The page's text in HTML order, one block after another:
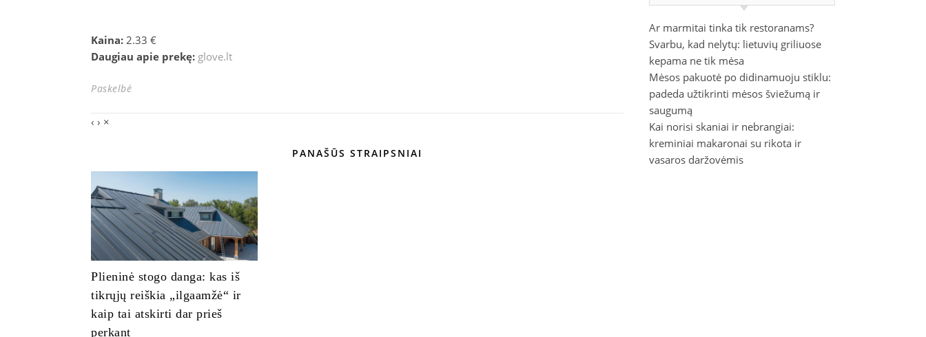
Kaina: 2.33 €
Daugiau apie prekę: glove.lt
Paskelbė
‹ › ×
PANAŠŪS STRAIPSNIAI
Plieninė stogo danga: kas iš
tikrųjų reiškia „ilgaamžė“ ir
kaip tai atskirti dar prieš
perkant
Ar marmitai tinka tik restoranams?
Svarbu, kad nelytų: lietuvių griliuose
kepama ne tik mėsa
Mėsos pakuotė po didinamuoju stiklu:
padeda užtikrinti mėsos šviežumą ir
saugumą
Kai norisi skaniai ir nebrangiai:
kreminiai makaronai su rikota ir
vasaros daržovėmis